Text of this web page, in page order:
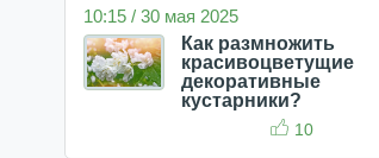
10:15 / 30 мая 2025
Как размножить
красивоцветущие
декоративные
кустарники?
10